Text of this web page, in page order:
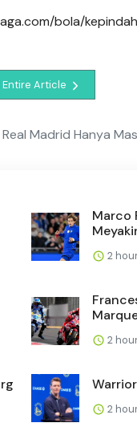
bola/
Entire Article
Madrid Hanya
Marco
2
2
2